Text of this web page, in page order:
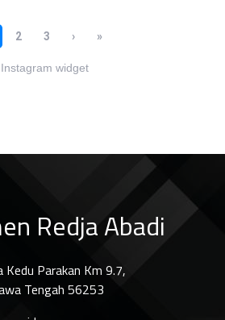
Instagram widget
Redja Abadi
Kedu Parakan Km 9.7,
Tengah 56253